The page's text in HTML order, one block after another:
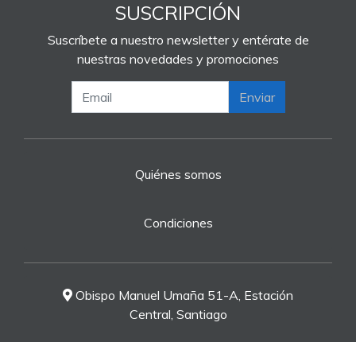
SUSCRIPCIÓN
Suscríbete a nuestro newsletter y entérate de
nuestras novedades y promociones
Enviar
Quiénes somos
Condiciones
Obispo Manuel Umaña 51-A, Estación
Central, Santiago